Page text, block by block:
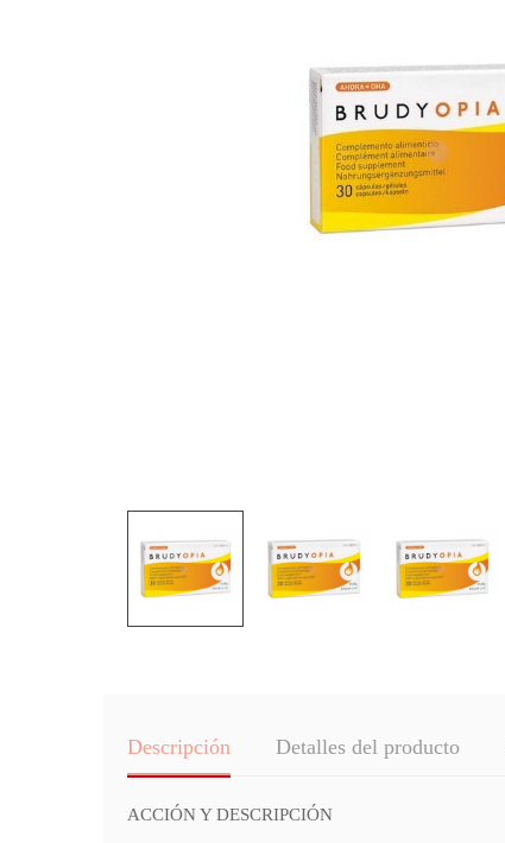
Descripción Detalles del producto
ACCIÓN Y DESCRIPCIÓN